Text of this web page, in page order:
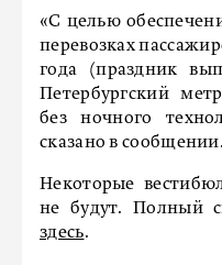
«С целью
перевозках
года (праздник
Петербургский
без ночного
сказано в сообщении.
Некоторые
не будут. Полный
здесь.